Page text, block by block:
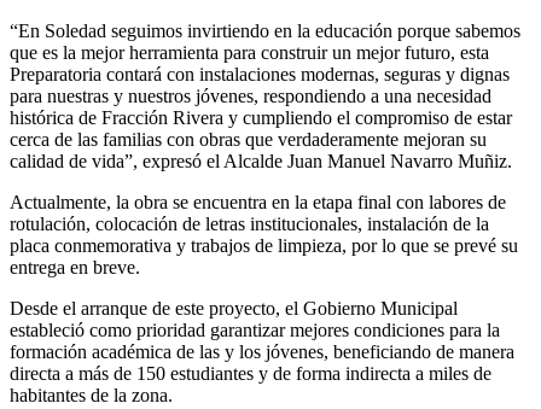
“En Soledad seguimos invirtiendo en la educación porque sabemos
que es la mejor herramienta para construir un mejor futuro, esta
Preparatoria contará con instalaciones modernas, seguras y dignas
para nuestras y nuestros jóvenes, respondiendo a una necesidad
histórica de Fracción Rivera y cumpliendo el compromiso de estar
cerca de las familias con obras que verdaderamente mejoran su
calidad de vida”, expresó el Alcalde Juan Manuel Navarro Muñiz.
Actualmente, la obra se encuentra en la etapa final con labores de
rotulación, colocación de letras institucionales, instalación de la
placa conmemorativa y trabajos de limpieza, por lo que se prevé su
entrega en breve.
Desde el arranque de este proyecto, el Gobierno Municipal
estableció como prioridad garantizar mejores condiciones para la
formación académica de las y los jóvenes, beneficiando de manera
directa a más de 150 estudiantes y de forma indirecta a miles de
habitantes de la zona.